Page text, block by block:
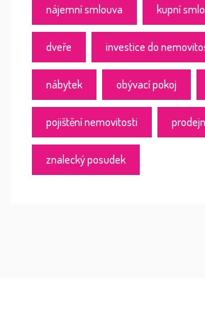
nájemní smlouva kupní
dveře investice do
nábytek obývací pokoj
pojištění nemovitosti
znalecký posudek